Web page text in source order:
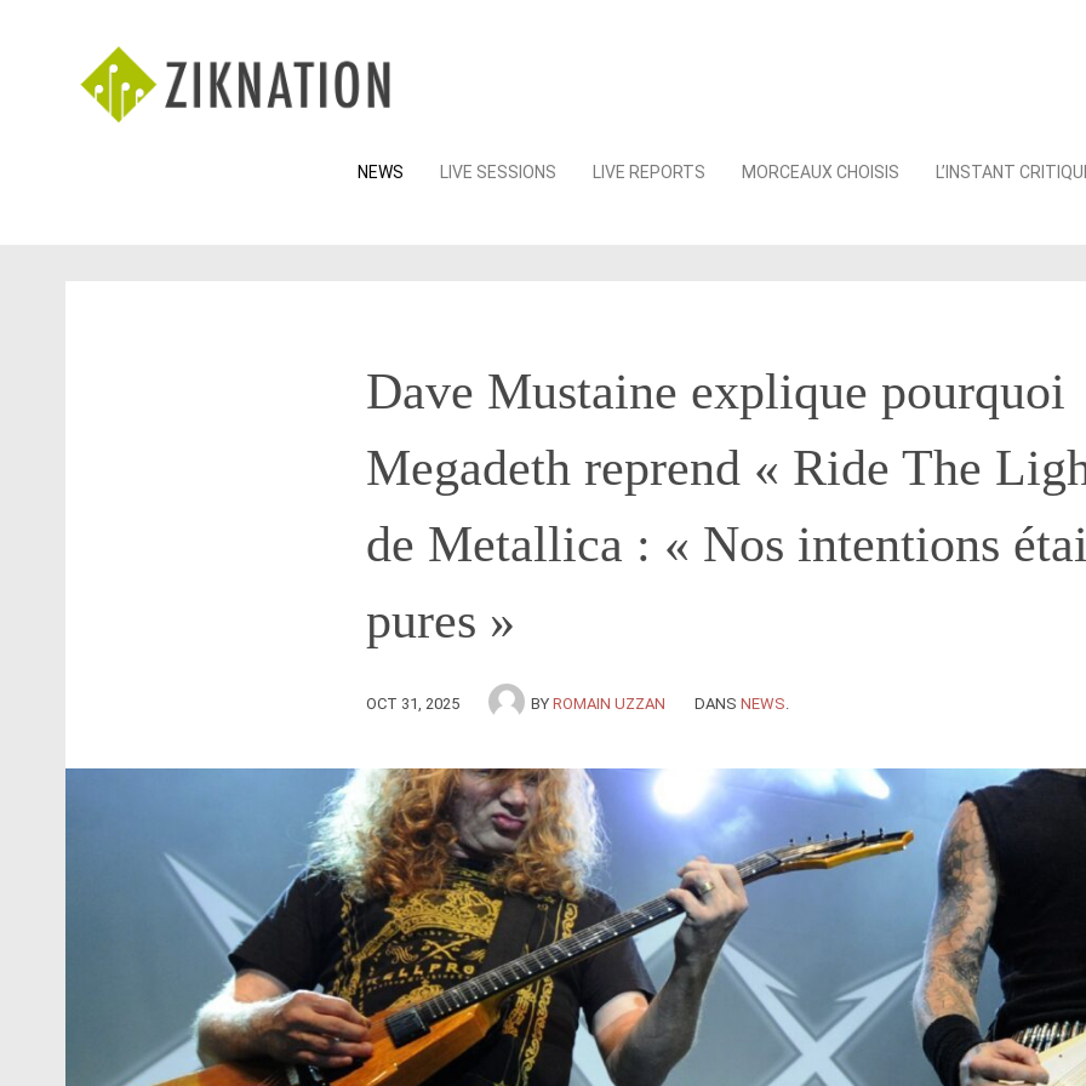
Skip
NEWS LIVE SESSIONS LIVE REPORTS MORCEAUX CHOISIS L’INSTANT
Dave Mustaine explique pourquoi
Megadeth reprend « Ride The
de Metallica : « Nos intentions
pures »
OCT 31, 2025 BY ROMAIN UZZAN DANS NEWS